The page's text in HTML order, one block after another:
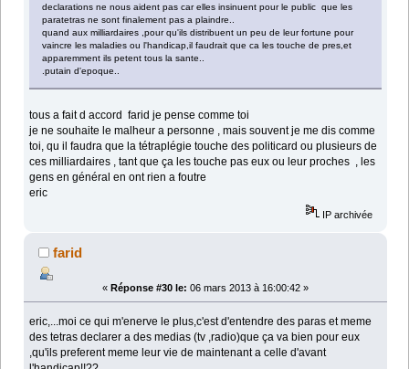
declarations ne nous aident pas car elles insinuent pour le public que les
paratetras ne sont finalement pas a plaindre..
quand aux milliardaires ,pour qu'ils distribuent un peu de leur fortune pour
vaincre les maladies ou l'handicap,il faudrait que ca les touche de pres,et
apparemment ils petent tous la sante..
.putain d'epoque..
tous a fait d accord farid je pense comme toi
je ne souhaite le malheur a personne , mais souvent je me dis comme
toi, qu il faudra que la tétraplégie touche des politicard ou plusieurs de
ces milliardaires , tant que ça les touche pas eux ou leur proches , les
gens en général en ont rien a foutre
eric
IP archivée
farid
« Réponse #30 le: 06 mars 2013 à 16:00:42 »
eric,...moi ce qui m'enerve le plus,c'est d'entendre des paras et meme
des tetras declarer a des medias (tv ,radio)que ça va bien pour eux
,qu'ils preferent meme leur vie de maintenant a celle d'avant